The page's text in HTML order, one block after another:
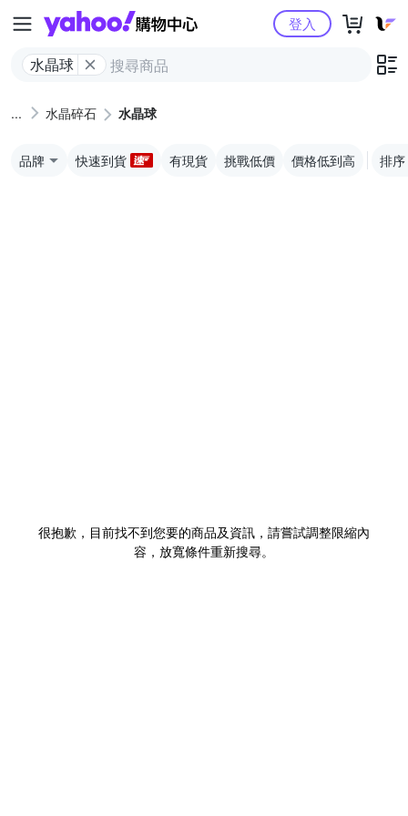
Yahoo購物中心
水晶球
登入
水晶碎石 水晶球
品牌 快速到貨 有現貨 挑戰低價 價格低到高 排序
很抱歉，目前找不到您要的商品及資訊，請嘗試調整限縮內
容，放寬條件重新搜尋。